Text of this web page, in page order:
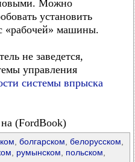
новыми. Можно
установить
«рабочей» машины.
не заведется,
управления
системы впрыска
на (FordBook)
болгарском белорусском
румынском польском